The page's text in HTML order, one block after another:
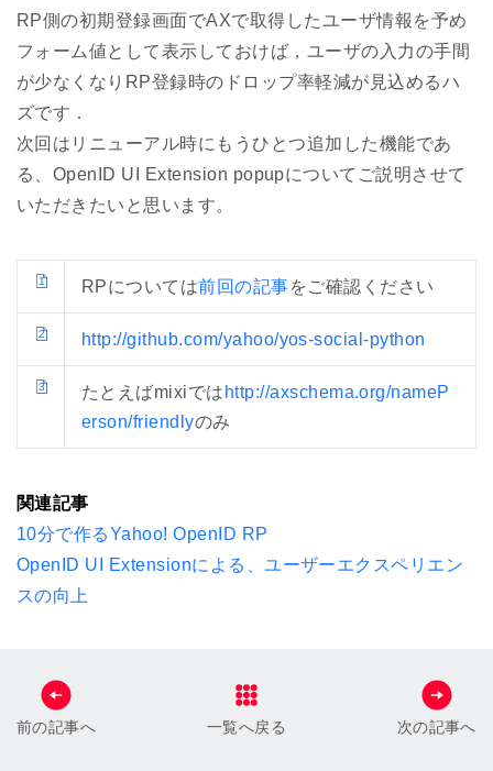
RP側の初期登録画面でAXで取得したユーザ情報を予め
フォーム値として表示しておけば，ユーザの入力の手間
が少なくなりRP登録時のドロップ率軽減が見込めるハ
ズです．
次回はリニューアル時にもうひとつ追加した機能であ
る、OpenID UI Extension popupについてご説明させて
いただきたいと思います。
1 RPについては前回の記事をご確認ください
2 http://github.com/yahoo/yos-social-python
3 たとえばmixiでは http://axschema.org/nameP
erson/friendlyのみ
関連記事
10分で作るYahoo! OpenID RP
OpenID UI Extensionによる、ユーザーエクスペリエン
スの向上
前の記事へ 一覧へ戻る 次の記事へ